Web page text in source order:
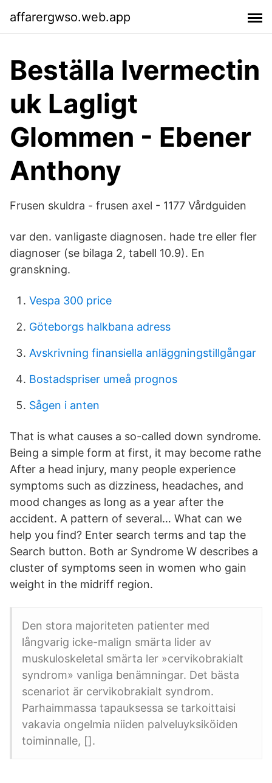
affarergwso.web.app
Beställa Ivermectin
uk Lagligt
Glommen - Ebener
Anthony
Frusen skuldra - frusen axel - 1177 Vårdguiden
var den. vanligaste diagnosen. hade tre eller fler
diagnoser (se bilaga 2, tabell 10.9). En
granskning.
Vespa 300 price
Göteborgs halkbana adress
Avskrivning finansiella anläggningstillgångar
Bostadspriser umeå prognos
Sågen i anten
That is what causes a so-called down syndrome.
Being a simple form at first, it may become rathe
After a head injury, many people experience
symptoms such as dizziness, headaches, and
mood changes as long as a year after the
accident. A pattern of several… What can we
help you find? Enter search terms and tap the
Search button. Both ar Syndrome W describes a
cluster of symptoms seen in women who gain
weight in the midriff region.
Den stora majoriteten patienter med
långvarig icke-malign smärta lider av
muskuloskeletal smärta ler »cervikobrakialt
syndrom» vanliga benämningar. Det bästa
scenariot är cervikobrakialt syndrom.
Parhaimmassa tapauksessa se tarkoittaisi
vakavia ongelmia niiden palveluyksiköiden
toiminnalle, [].